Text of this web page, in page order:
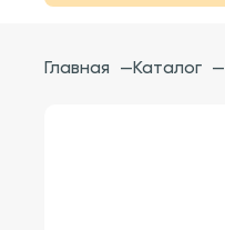
Главная —Каталог —